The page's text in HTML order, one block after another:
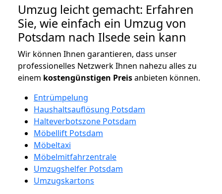
Umzug leicht gemacht: Erfahren
Sie, wie einfach ein Umzug von
Potsdam nach Ilsede sein kann
Wir können Ihnen garantieren, dass unser
professionelles Netzwerk Ihnen nahezu alles zu
einem kostengünstigen Preisanbieten können.
Entrümpelung
Haushaltsauflösung Potsdam
Halteverbotszone Potsdam
Möbellift Potsdam
Möbeltaxi
Möbelmitfahrzentrale
Umzugshelfer Potsdam
Umzugskartons